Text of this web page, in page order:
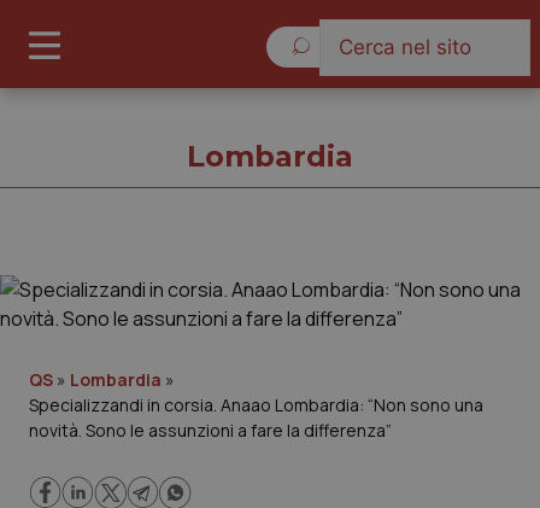
Governo e Parlamento
Regioni e Asl
Lombardia
QS » Lombardia »
Specializzandi in corsia. Anaao Lombardia: “Non sono una
novità. Sono le assunzioni a fare la differenza”